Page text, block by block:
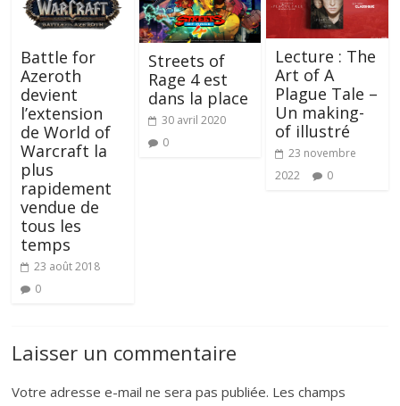
Battle for
Azeroth
devient
l’extension
de World of
Warcraft la
plus
rapidement
vendue de
tous les
temps
23 août 2018
0
Streets of
Rage 4 est
dans la place
30 avril 2020
0
Lecture : The
Art of A
Plague Tale –
Un making-
of illustré
23 novembre
2022
0
Laisser un commentaire
Votre adresse e-mail ne sera pas publiée. Les champs